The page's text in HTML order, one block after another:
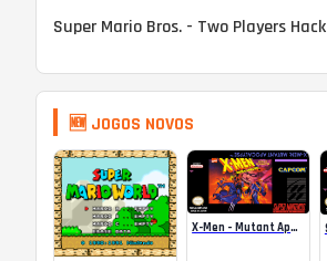
Super Mario Bros. - Two Players Hack
🆕 JOGOS NOVOS
X-Men – Mutant Apocalypse Rebalanced Online